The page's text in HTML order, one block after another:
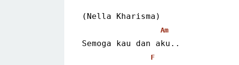
(Nella Kharisma)
Am
Semoga kau dan aku..
F